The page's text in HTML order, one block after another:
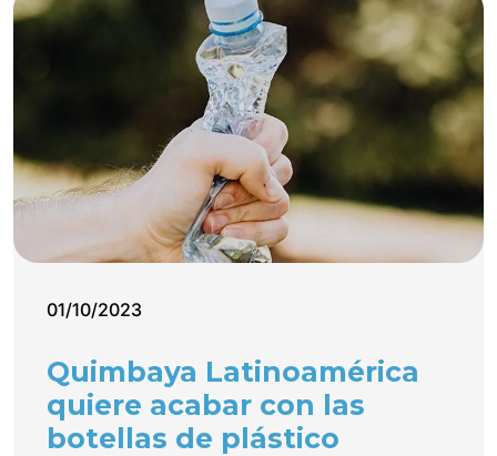
01/10/2023
Quimbaya Latinoamérica
quiere acabar con las
botellas de plástico